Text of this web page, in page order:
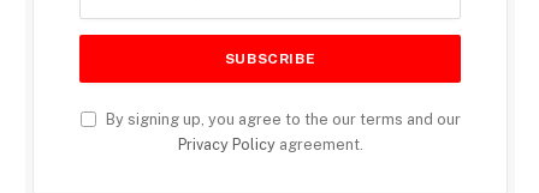
By signing up, you agree to the our terms and our
Privacy Policyagreement.